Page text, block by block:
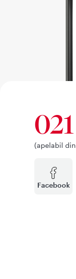
Facebook
(apelabil